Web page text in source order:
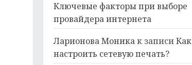
Ключевые факторы при выборе
провайдера интернета
Ларионова Моникак записиКак
настроить сетевую печать?